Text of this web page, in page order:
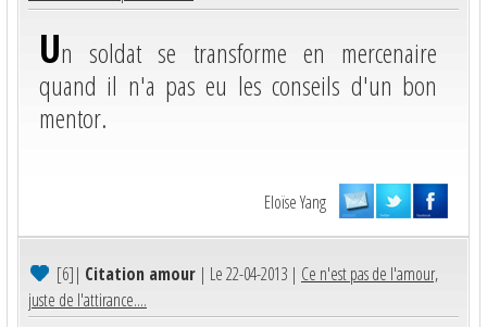
Un soldat se transforme en mercenaire
quand il n'a pas eu les conseils d'un bon
mentor.
Eloïse Yang
[6]| Citation amour | Le 22-04-2013 | Ce n'est pas de l'amour,
juste de l'attirance....